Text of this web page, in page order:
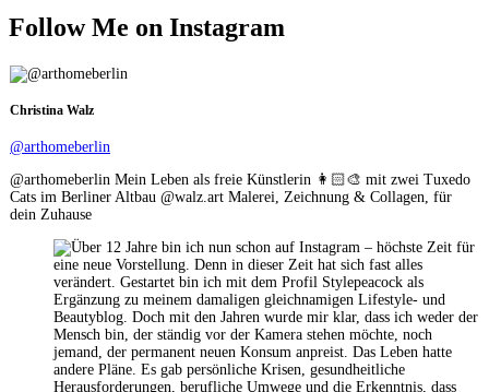
|
TOLLE
LAMPEN
DEIN
ZUHAUSE
Follow Me on Instagram
Christina Walz
@arthomeberlin
@arthomeberlin Mein Leben als freie Künstlerin 👩🏻‍🎨 mit zwei Tuxedo
Cats im Berliner Altbau @walz.art Malerei, Zeichnung & Collagen, für
dein Zuhause